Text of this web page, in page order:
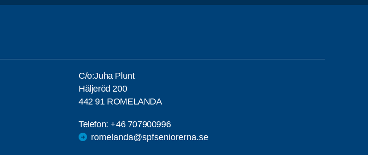
C/o:Juha Plunt
Häljeröd 200
442 91 ROMELANDA
Telefon:+46 707900996
romelanda@spfseniorerna.se